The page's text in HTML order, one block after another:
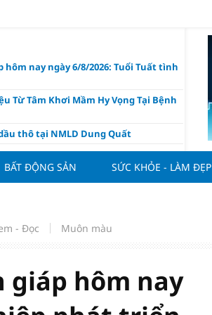
nay ngày 6/8/2026: Tuổi Tuất tình
Từ Tâm Khơi Mầm Hy Vọng Tại Bệnh
thô tại NMLD Dung Quất
khoản lao dốc?
áp lực thanh khoản gia tăng
MBB?
tỷ đồng hỗ trợ thanh khoản hệ
BẤT ĐỘNG SẢN SỨC KHỎE - LÀM ĐẸP
- Đọc Muôn màu
giáp hôm nay